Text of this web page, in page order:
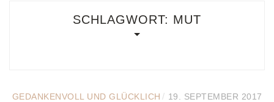
SCHLAGWORT: MUT
GEDANKENVOLL UND GLÜCKLICH / 19. SEPTEMBER 2017